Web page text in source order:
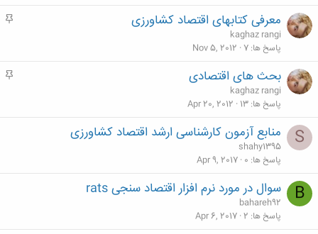
م
معرفی کتابهای اقتصاد کشاورزی
kaghaz rangi
پاسخ ها 7
Nov 5, 2012
م
بحث های اقتصادی
kaghaz rangi
پاسخ ها 13
Apr 20, 2012
S منابع آزمون کارشناسی ارشد اقتصاد کشاورزی
shahy1395
پاسخ ها 0
Apr 9, 2017
B سوال در مورد نرم افزار اقتصاد سنجی rats
bahareh92
پاسخ ها 2
Apr 6, 2017